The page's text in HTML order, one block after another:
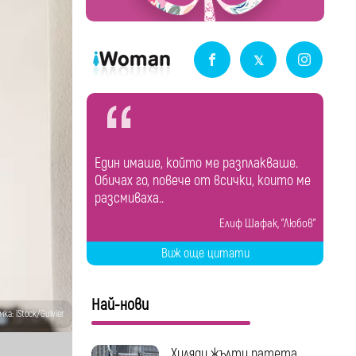
iStock/Gulvier
Един имаше, който ме разплакваше.
Обичах го, повече от всички, които ме
разсмиваха..
Елиф Шафак, "Любов"
Виж още цитати
Най-нови